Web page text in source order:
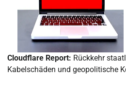
Cloudflare Report: Rückkehr
Kabelschäden und geopolitische